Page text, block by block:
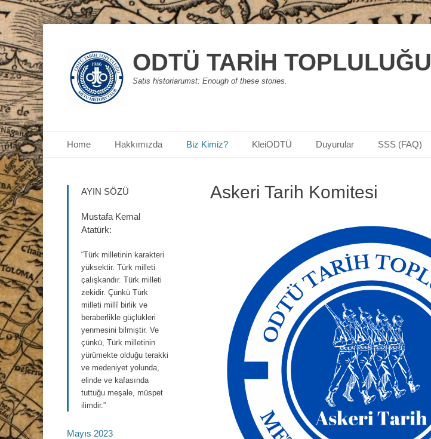
ODTÜ TARİH TOPLULUĞU
Satis historiarumst: Enough of these stories.
Primary Menu
Home Hakkımızda Biz Kimiz? KleiODTÜ Duyurular SSS (FAQ)
Askeri Tarih Komitesi
AYIN SÖZÜ
Mustafa Kemal
Atatürk:
“Türk milletinin karakteri
yüksektir. Türk milleti
çalışkandır. Türk milleti
zekidir. Çünkü Türk
milleti millî birlik ve
beraberlikle güçlükleri
yenmesini bilmiştir. Ve
çünkü, Türk milletinin
yürümekte olduğu terakki
ve medeniyet yolunda,
elinde ve kafasında
tuttuğu meşale, müspet
ilimdir.”
Mayıs 2023